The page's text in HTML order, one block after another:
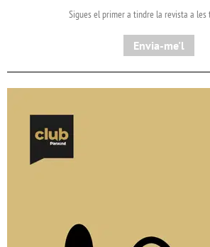
Sigues el primer a tindre la revista a les
Envia-me'l